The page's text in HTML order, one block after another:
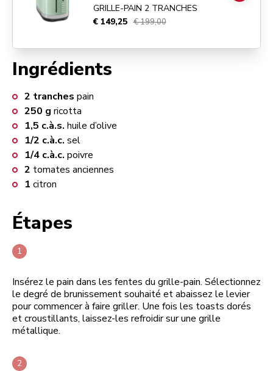
Ingrédients
2 tranches pain
250 g ricotta
1,5 c.à.s. huile d’olive
1/2 c.à.c. sel
1/4 c.à.c. poivre
2 tomates anciennes
1 citron
Étapes
Insérez le pain dans les fentes du grille-pain. Sélectionnez
le degré de brunissement souhaité et abaissez le levier
pour commencer à faire griller. Une fois les toasts dorés
et croustillants, laissez-les refroidir sur une grille
métallique.
GRILLE-PAIN 2 TRANCHES
€ 149,25 € 199,00